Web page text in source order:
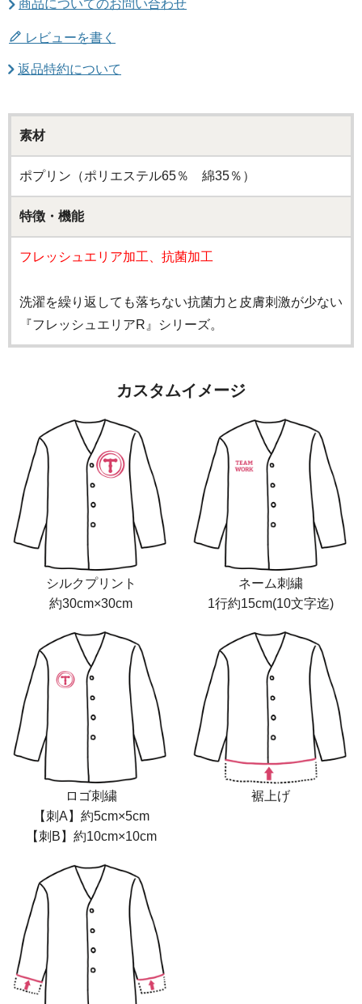
商品についてのお問い合わせ
レビューを書く
返品特約について
素材
ポプリン（ポリエステル65％ 綿35％）
特徴・機能
フレッシュエリア加工、抗菌加工
洗濯を繰り返しても落ちない抗菌力と皮膚刺激が少ない
『フレッシュエリアR』シリーズ。
カスタムイメージ
シルクプリント
約30cm×30cm
ネーム刺繍
1行約15cm(10文字迄)
ロゴ刺繍
【刺A】約5cm×5cm
【刺B】約10cm×10cm
裾上げ